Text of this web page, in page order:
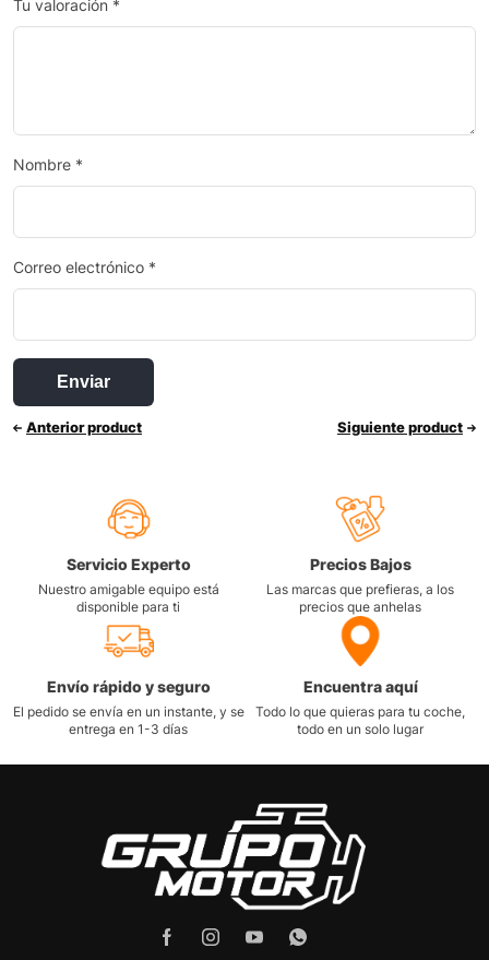
Tu valoración *
Nombre *
Correo electrónico *
Anterior product Siguiente product
Servicio Experto
Nuestro amigable equipo está
disponible para ti
Precios Bajos
Las marcas que prefieras, a los
precios que anhelas
Envío rápido y seguro
El pedido se envía en un instante, y se
entrega en 1-3 días
Encuentra aquí
Todo lo que quieras para tu coche,
todo en un solo lugar